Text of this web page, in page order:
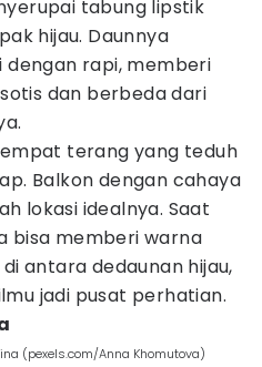
tabung lipstik
hijau. Daunnya
dengan rapi, memberi
dan berbeda dari
terang yang teduh
Balkon dengan cahaya
lokasi idealnya. Saat
bisa memberi warna
antara dedaunan hijau,
jadi pusat perhatian.
(pexels.com/Anna Khomutova)